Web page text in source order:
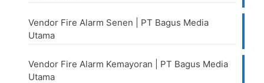
Vendor Fire Alarm Senen | PT Bagus Media
Utama
Vendor Fire Alarm Kemayoran | PT Bagus Media
Utama